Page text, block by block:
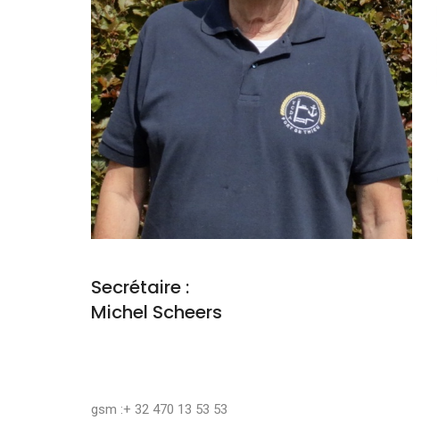
Secrétaire :
Michel Scheers
gsm :+ 32 470 13 53 53